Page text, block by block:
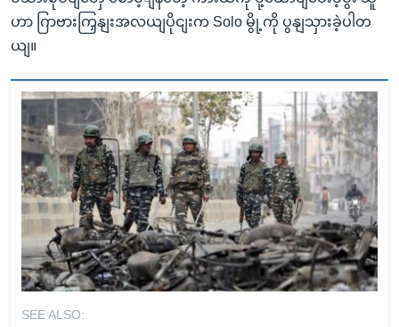
ဟာ ဂြာဗားကြှနျးအလယျပိုငျးက Solo မွို့ကို ပွနျသှားခဲ့ပါတ
ယျ။
SEE ALSO: